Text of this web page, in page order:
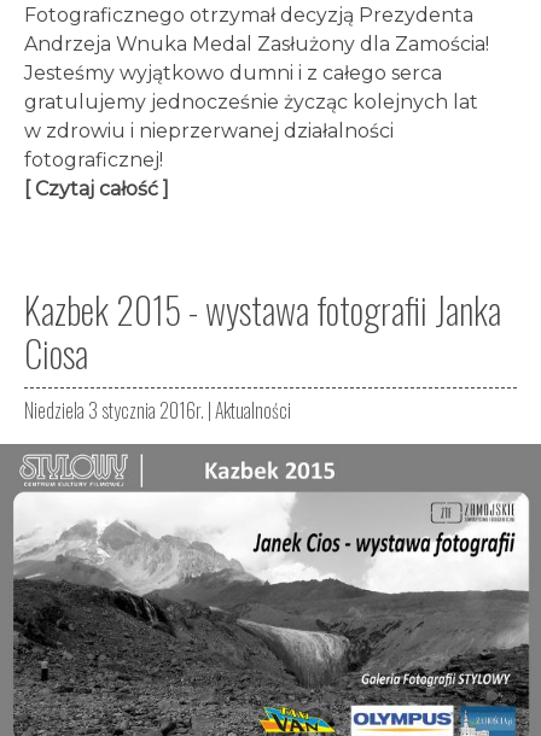
Fotograficznego otrzymał decyzją Prezydenta
Andrzeja Wnuka Medal Zasłużony dla Zamościa!
Jesteśmy wyjątkowo dumni i z całego serca
gratulujemy jednocześnie życząc kolejnych lat
w zdrowiu i nieprzerwanej działalności
fotograficznej!
[ Czytaj całość ]
Kazbek 2015 - wystawa fotografii Janka
Ciosa
Niedziela 3 stycznia 2016r. |Aktualności